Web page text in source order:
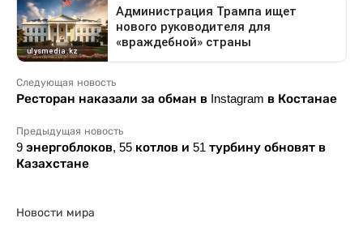
Следующая новость
Ресторан наказали за обман в Instagram в Костанае
Предыдущая новость
9 энергоблоков, 55 котлов и 51 турбину обновят в
Казахстане
Новости мира